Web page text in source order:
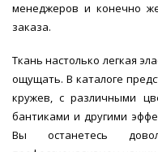
менеджеров и конечно
заказа.
Ткань настолько легкая
ощущать. В каталоге
кружев, с различными
бантиками и другими
Вы останетесь